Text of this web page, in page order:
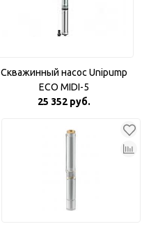
Скважинный насос Unipump
ECO MIDI-5
25 352 руб.